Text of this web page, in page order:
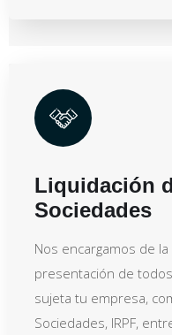
Liquidación
Sociedades
Nos encargamos de
presentación de
sujeta tu empresa,
Sociedades, IRPF,